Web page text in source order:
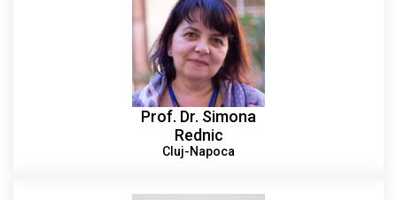
Prof. Dr. Simona
Rednic
Cluj-Napoca